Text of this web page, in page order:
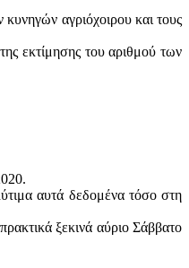
αγριόχοιρου και τους
εκτίμησης του αριθμού των
αυτά δεδομένα τόσο στη
ξεκινά αύριο Σάββατο